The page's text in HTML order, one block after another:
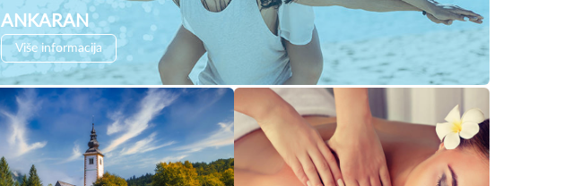
ANKARAN
Više informacija